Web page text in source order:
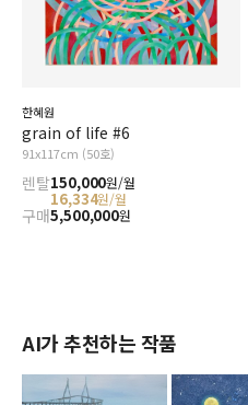
한혜원
grain of life #6
91x117cm (50호)
렌탈150,000원/월
16,334원/월
구매5,500,000원
AI가 추천하는 작품